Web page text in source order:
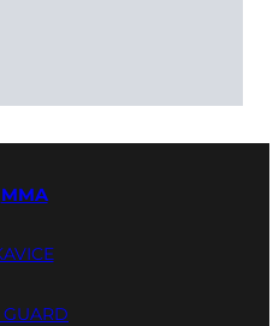
MMA
GUARD